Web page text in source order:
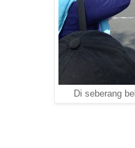
Di seberang